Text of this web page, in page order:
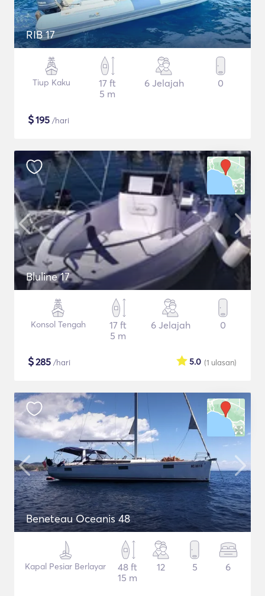
RIB 17
Tiup Kaku
17 ft
5 m
6 Jelajah 0
$195 /hari
Bluline 17
Konsol Tengah
17 ft
5 m
6 Jelajah 0
$285 /hari (1 ulasan)
5.0
Beneteau Oceanis 48
Kapal Pesiar Berlayar
48 ft
15 m
12 5 6